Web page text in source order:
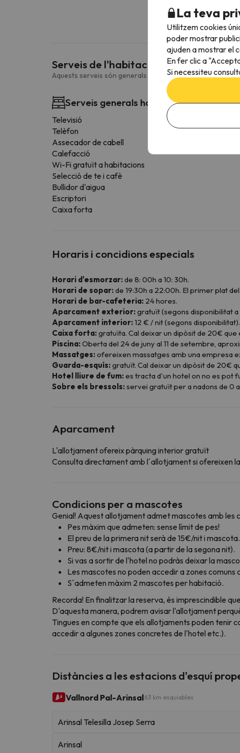
Serveis de l'habitació
Aquests serveis són generals i poden variar en funció de
Serveis generals habitació
Televisió
Telèfon
Assecador de cabell
Calefacció
Wi-Fi gratuït a habitacions
Selecció de te i cafè
Bullidor d'aigua
Escriptori
Caixa forta
Horaris i concidions especials
Horari d'esmorzar:de 8: 00h a 10: 30h.
Horari de sopar:de 19:30h a 22:00h. El primer plat
Horari de bar-cafeteria: 24 hores.
Aparcament exterior:gratuït (segons disponibilitat
Aparcament interior:12 € / nit (segons disponibilitat).
Caixa forta:gratuïta. Cal deixar un dipòsit de 20€ que
Piscina:Oberta del 24 de juny al 11 de setembre,
Massatges:ofereixen massatges amb una empresa
Guarda-esquís:gratuït. Cal deixar un dipòsit de 20€
Hotel lliure de fum:es tracta d'un hotel on no es pot
Sobre els bressols:servei gratuït per a nadons de 0
Aparcament
L'allotjament ofereix pàrquing interior gratuït
Consulta directament amb l´allotjament si ofereixen
Condicions per a mascotes
Genial! Aquest allotjament admet mascotes amb les
Pes màxim que admeten: sense límit de pes!
El preu de la primera nit serà de 15€/nit i mascota.
Preu: 8€/nit i mascota (a partir de la segona nit).
Si vas a sortir de l'hotel no podràs deixar la
Les mascotes no poden accedir a zones comuns
S´admeten màxim 2 mascotes per habitació.
Recorda! En finalitzar la reserva, és imprescindible
D'aquesta manera, podrem avisar l'allotjament
Tingues en compte que els allotjaments poden tenir
accedir a algunes zones concretes de l'hotel etc.).
Distàncies a les estacions d'esquí
Vallnord Pal-Arinsal63 km esquiables
Arinsal Telesilla Josep Serra
Arinsal
La teva
Utilitzem cookies
poder mostrar
ajuden a mostrar el
En fer clic a
Si necessiteu